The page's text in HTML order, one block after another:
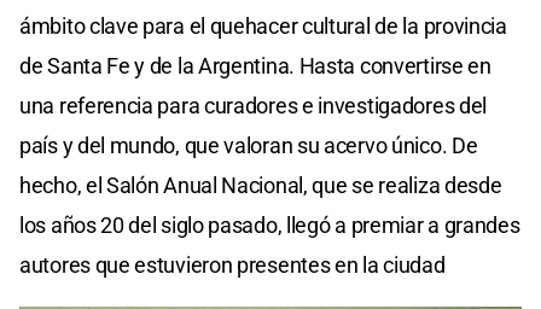
ámbito clave para el quehacer cultural de la provincia
de Santa Fe y de la Argentina. Hasta convertirse en
una referencia para curadores e investigadores del
país y del mundo, que valoran su acervo único. De
hecho, el Salón Anual Nacional, que se realiza desde
los años 20 del siglo pasado, llegó a premiar a grandes
autores que estuvieron presentes en la ciudad